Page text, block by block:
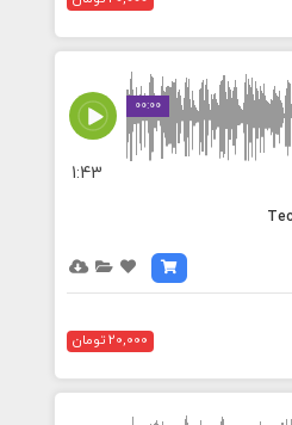
00:00
1:43
20,000 تومان